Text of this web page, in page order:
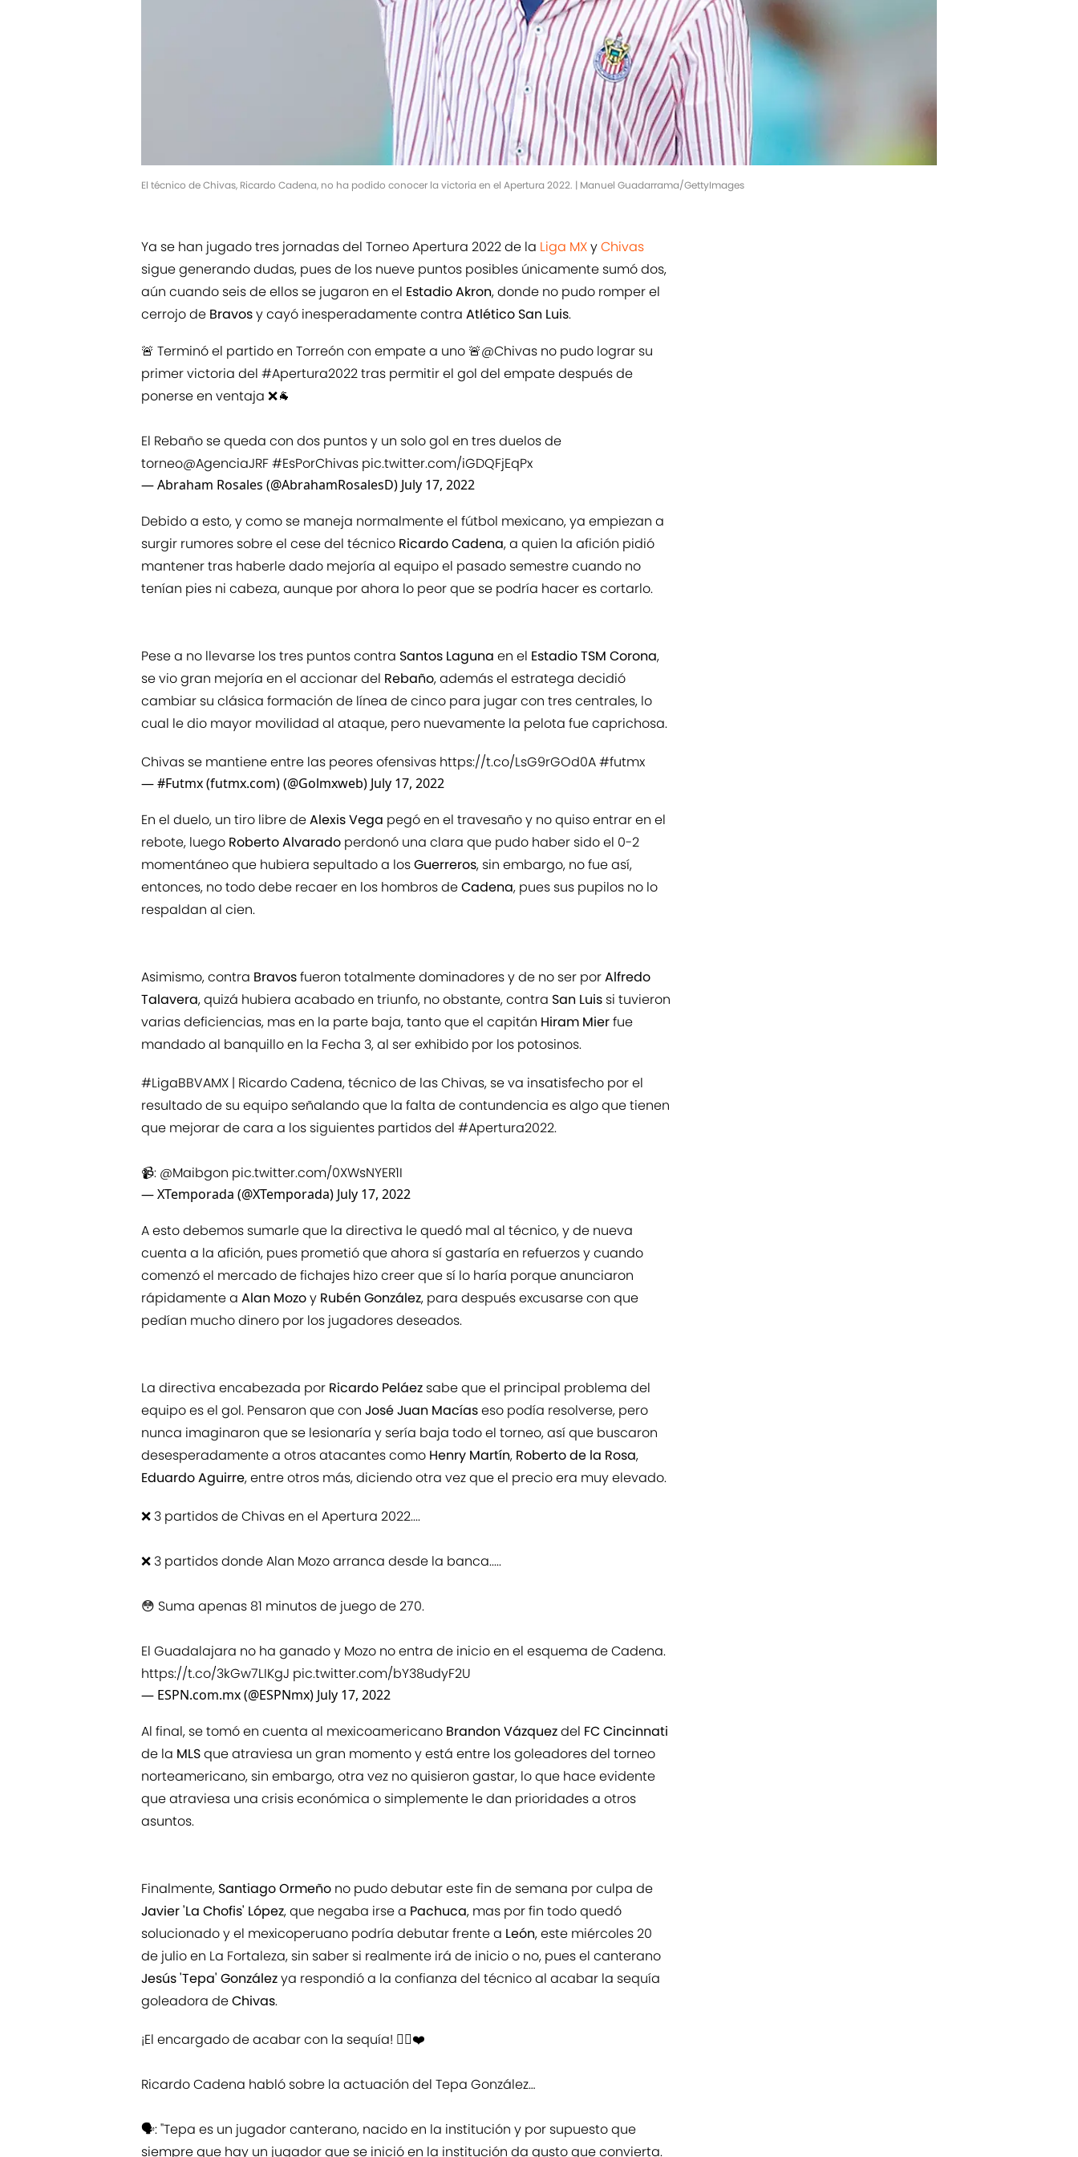
El técnico de Chivas, Ricardo Cadena, no ha podido conocer la victoria en el Apertura 2022. | Manuel Guadarrama/GettyImages
Ya se han jugado tres jornadas del Torneo Apertura 2022 de la Liga MXyChivas
sigue generando dudas, pues de los nueve puntos posibles únicamente sumó dos,
aún cuando seis de ellos se jugaron en el Estadio Akron, donde no pudo romper el
cerrojo de Bravosy cayó inesperadamente contra Atlético San Luis.
🚨 Terminó el partido en Torreón con empate a uno 🚨@Chivas no pudo lograr su
primer victoria del #Apertura2022tras permitir el gol del empate después de
ponerse en ventaja ❌🐐
El Rebaño se queda con dos puntos y un solo gol en tres duelos de
torneo@AgenciaJRF#EsPorChivas pic.twitter.com/iGDQFjEqPx
— Abraham Rosales (@AbrahamRosalesD) July 17, 2022
Debido a esto, y como se maneja normalmente el fútbol mexicano, ya empiezan a
surgir rumores sobre el cese del técnico Ricardo Cadena, a quien la afición pidió
mantener tras haberle dado mejoría al equipo el pasado semestre cuando no
tenían pies ni cabeza, aunque por ahora lo peor que se podría hacer es cortarlo.
Pese a no llevarse los tres puntos contra Santos Laguna en el Estadio TSM Corona,
se vio gran mejoría en el accionar del Rebaño, además el estratega decidió
cambiar su clásica formación de línea de cinco para jugar con tres centrales, lo
cual le dio mayor movilidad al ataque, pero nuevamente la pelota fue caprichosa.
Chivas se mantiene entre las peores ofensivas https://t.co/LsG9rGOd0A#futmx
— #Futmx (futmx.com) (@Golmxweb) July 17, 2022
En el duelo, un tiro libre deAlexis Vega pegó en el travesaño y no quiso entrar en el
rebote, luego Roberto Alvarado perdonó una clara que pudo haber sido el 0-2
momentáneo que hubiera sepultado a losGuerreros, sin embargo, no fue así,
entonces, no todo debe recaer en los hombros deCadena, pues sus pupilos no lo
respaldan al cien.
Asimismo, contra Bravosfueron totalmente dominadores y de no ser porAlfredo
Talavera, quizá hubiera acabado en triunfo, no obstante, contra San Luis si tuvieron
varias deficiencias, mas en la parte baja, tanto que el capitán Hiram Mierfue
mandado al banquillo en la Fecha 3, al ser exhibido por los potosinos.
#LigaBBVAMX | Ricardo Cadena, técnico de las Chivas, se va insatisfecho por el
resultado de su equipo señalando que la falta de contundencia es algo que tienen
que mejorar de cara a los siguientes partidos del #Apertura2022.
📹: @Maibgon pic.twitter.com/0XWsNYER1I
— XTemporada (@XTemporada) July 17, 2022
A esto debemos sumarle que la directiva le quedó mal al técnico, y de nueva
cuenta a la afición, pues prometió que ahora sí gastaría en refuerzos y cuando
comenzó el mercado de fichajes hizo creer que sí lo haría porque anunciaron
rápidamente a Alan Mozoy Rubén González, para después excusarse con que
pedían mucho dinero por los jugadores deseados.
La directiva encabezada por Ricardo Peláez sabe que el principal problema del
equipo es el gol. Pensaron que con José Juan Macíaseso podía resolverse, pero
nunca imaginaron que se lesionaría y sería baja todo el torneo, así que buscaron
desesperadamente a otros atacantes como Henry Martín, Roberto de la Rosa,
Eduardo Aguirre, entre otros más, diciendo otra vez que el precio era muy elevado.
❌ 3 partidos de Chivas en el Apertura 2022....
❌ 3 partidos donde Alan Mozo arranca desde la banca.....
😳 Suma apenas 81 minutos de juego de 270.
El Guadalajara no ha ganado y Mozo no entra de inicio en el esquema de Cadena.
https://t.co/3kGw7LIKgJ pic.twitter.com/bY38udyF2U
— ESPN.com.mx (@ESPNmx) July 17, 2022
Al final, se tomó en cuenta al mexicoamericano Brandon Vázquezdel FC Cincinnati
de la MLSque atraviesa un gran momento y está entre los goleadores del torneo
norteamericano, sin embargo, otra vez no quisieron gastar, lo que hace evidente
que atraviesa una crisis económica o simplemente le dan prioridades a otros
asuntos.
Finalmente, Santiago Ormeño no pudo debutar este fin de semana por culpa de
Javier 'La Chofis' López, que negaba irse a Pachuca, mas por fin todo quedó
solucionado y el mexicoperuano podría debutar frente a León, este miércoles 20
de julio en La Fortaleza, sin saber si realmente irá de inicio o no, pues el canterano
Jesús 'Tepa' Gonzálezya respondió a la confianza del técnico al acabar la sequía
goleadora deChivas.
¡El encargado de acabar con la sequía! ☝🏽❤️
Ricardo Cadena habló sobre la actuación del Tepa González…
🗣: "Tepa es un jugador canterano, nacido en la institución y por supuesto que
siempre que hay un jugador que se inició en la institución da gusto que convierta.